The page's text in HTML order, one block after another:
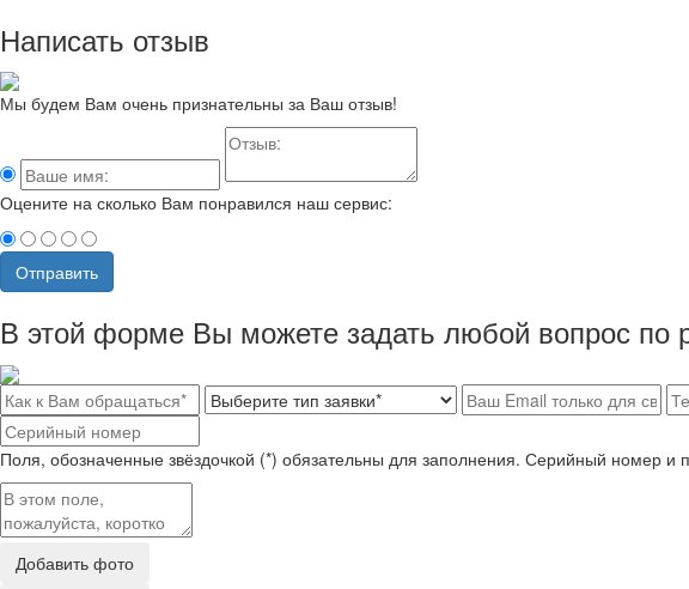
Написать отзыв
Мы будем Вам очень признательны за Ваш отзыв!
Оцените на сколько Вам понравился наш сервис:
Отправить
В этой форме Вы можете задать любой вопрос по
Поля, обозначенные звёздочкой (*) обязательны для заполнения. Серийный номер
Добавить фото